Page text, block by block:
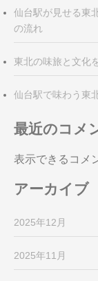
仙台駅が見せる東
の流れ
東北の味旅と文化
仙台駅で味わう東
最近のコメ
表示できるコメ
アーカイブ
2025年12月
2025年11月